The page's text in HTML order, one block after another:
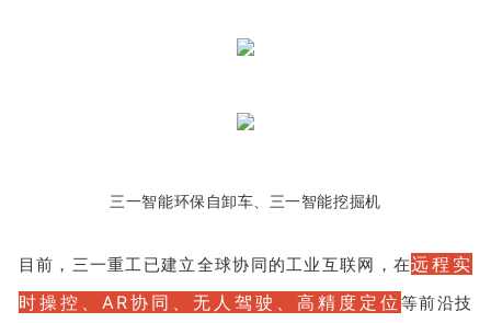
三一智能环保自卸车、三一智能挖掘机
目前，三一重工已建立全球协同的工业互联网，在远程实
时操控、AR协同、无人驾驶、高精度定位 等前沿技